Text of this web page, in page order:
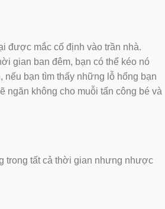
được mắc cố định vào trần nhà.
gian ban đêm, bạn có thể kéo nó
nếu bạn tìm thấy những lỗ hổng bạn
ngăn không cho muỗi tấn công bé và
trong tất cả thời gian nhưng nhược